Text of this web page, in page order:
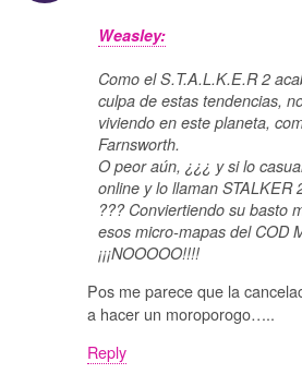
Weasley:
Como el S.T.A.L.K.E.R 2
culpa de estas tendencias,
viviendo en este planeta,
Farnsworth.
O peor aún, ¿¿¿ y si lo
online y lo llaman STALKER
??? Conviertiendo su basto
esos micro-mapas del COD
¡¡¡NOOOOO!!!!
Pos me parece que la
a hacer un moroporogo…..
Reply